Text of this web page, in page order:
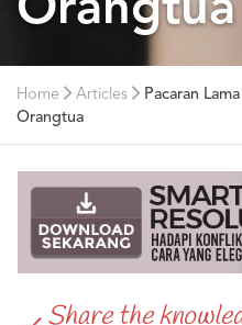
Orangtua
Home Articles
Pacaran
Orangtua
Share the